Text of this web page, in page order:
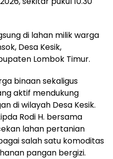
di lahan milik warga
Desa Kesik,
Lombok Timur.
binaan sekaligus
aktif mendukung
di wilayah Desa Kesik.
Rodi H. bersama
lahan pertanian
salah satu komoditas
pangan bergizi.